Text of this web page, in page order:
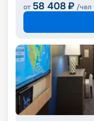
от 58 408 ₽ /чел